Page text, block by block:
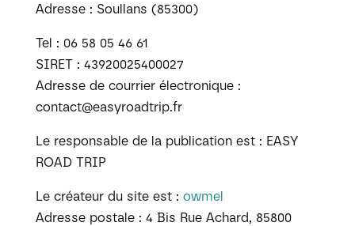
Adresse : Soullans (85300)
Tel : 06 58 05 46 61
SIRET : 43920025400027
Adresse de courrier électronique :
contact@easyroadtrip.fr
Le responsable de la publication est : EASY
ROAD TRIP
Le créateur du site est : owmel
Adresse postale : 4 Bis Rue Achard, 85800